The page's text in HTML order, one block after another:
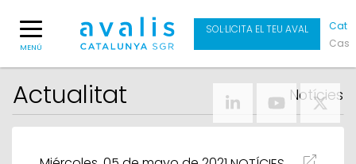
MENÚ
SOL·LICITA EL TEU AVAL
Cat
Cas
Actualitat Notícies